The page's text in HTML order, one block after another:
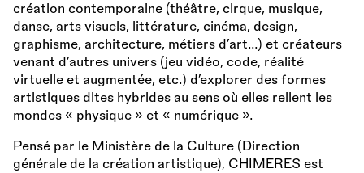
création contemporaine (théâtre, cirque, musique,
danse, arts visuels, littérature, cinéma, design,
graphisme, architecture, métiers d’art…) et créateurs
venant d’autres univers (jeu vidéo, code, réalité
virtuelle et augmentée, etc.) d’explorer des formes
artistiques dites hybrides au sens où elles relient les
mondes « physique » et « numérique ».
Pensé par le Ministère de la Culture (Direction
générale de la création artistique), CHIMERES est